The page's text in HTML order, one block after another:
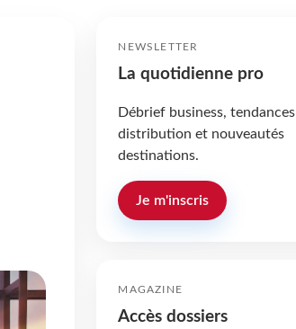
NEWSLETTER
La quotidienne pro
Débrief business, tendances
distribution et nouveautés
destinations.
Je m'inscris
MAGAZINE
Accès dossiers